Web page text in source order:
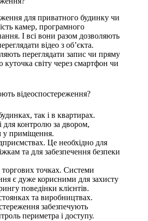
для приватного будинку чи
камер, програмного
І всі вони разом дозволяють
відео з об’єкта.
переглядати запис чи пряму
куточка світу через смартфон чи
відеоспостереження?
так і в квартирах.
для контролю за двором,
у приміщення.
Це необхідно для
та для забезпечення безпеки
точках. Системи
є дуже корисними для захисту
поведінки клієнтів.
та виробництвах.
забезпечують
периметра і доступу.